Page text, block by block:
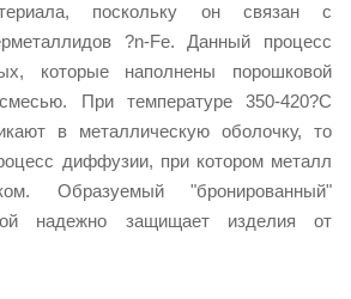
поскольку он связан с
?n-Fe. Данный процесс
которые наполнены порошковой
При температуре 350-420?С
в металлическую оболочку, то
диффузии, при котором металл
Образуемый "бронированный"
надежно защищает изделия от